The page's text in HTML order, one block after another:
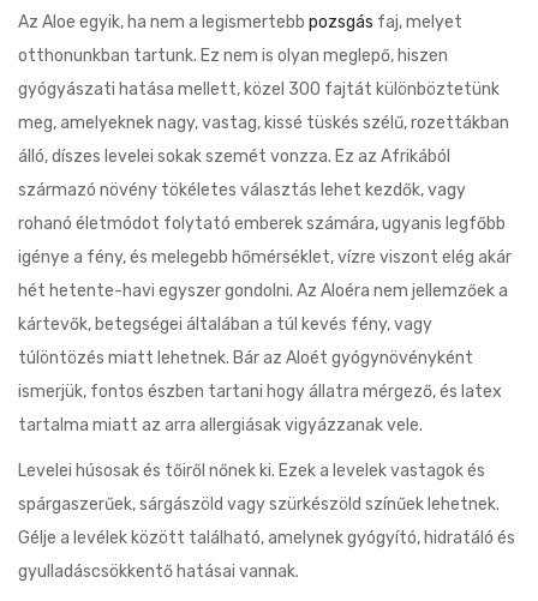
Az Aloe egyik, ha nem a legismertebb pozsgás faj, melyet
otthonunkban tartunk. Ez nem is olyan meglepő, hiszen
gyógyászati hatása mellett, közel 300 fajtát különböztetünk
meg, amelyeknek nagy, vastag, kissé tüskés szélű, rozettákban
álló, díszes levelei sokak szemét vonzza. Ez az Afrikából
származó növény tökéletes választás lehet kezdők, vagy
rohanó életmódot folytató emberek számára, ugyanis legfőbb
igénye a fény, és melegebb hőmérséklet, vízre viszont elég akár
hét hetente-havi egyszer gondolni. Az Aloéra nem jellemzőek a
kártevők, betegségei általában a túl kevés fény, vagy
túlöntözés miatt lehetnek. Bár az Aloét gyógynövényként
ismerjük, fontos észben tartani hogy állatra mérgező, és latex
tartalma miatt az arra allergiásak vigyázzanak vele.
Levelei húsosak és tőiről nőnek ki. Ezek a levelek vastagok és
spárgaszerűek, sárgászöld vagy szürkészöld színűek lehetnek.
Gélje a levélek között található, amelynek gyógyító, hidratáló és
gyulladáscsökkentő hatásai vannak.